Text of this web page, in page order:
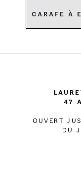
Carafe à
47
OUVERT
DU